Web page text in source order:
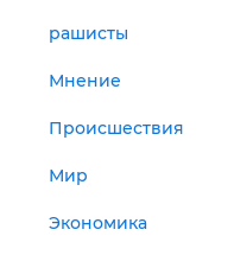
рашисты
Мнение
Происшествия
Мир
Экономика